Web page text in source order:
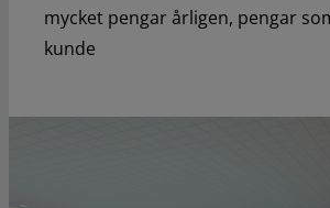
mycket pengar årligen, pengar
kunde